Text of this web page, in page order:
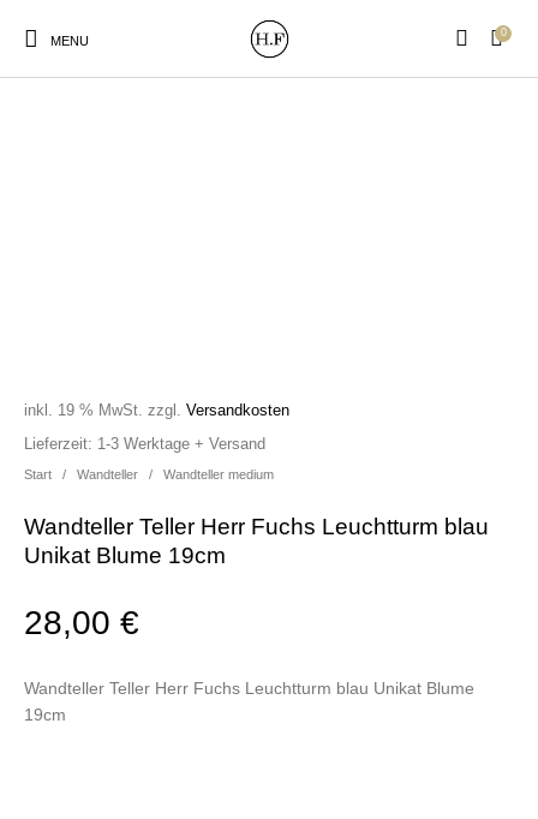
MENU
0
Poster&Notizbücher
für den Kopf
Start / Wandteller / Wandteller medium
Wandteller Teller Herr Fuchs Leuchtturm blau
Unikat Blume 19cm
28,00€
inkl. 19 % MwSt. zzgl.Versandkosten
Wandteller Teller Herr Fuchs Leuchtturm blau Unikat Blume
19cm
Lieferzeit: 1-3 Werktage + Versand